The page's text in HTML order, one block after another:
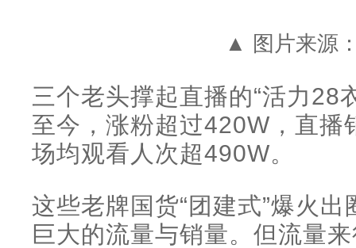
▲ 图片来源
三个老头撑起直播的“活力28
至今，涨粉超过420W，直
场均观看人次超490W。
这些老牌国货“团建式”爆火
巨大的流量与销量。但流量